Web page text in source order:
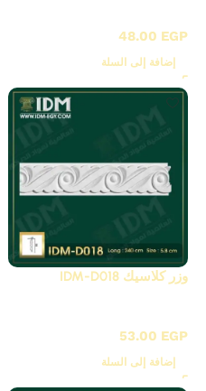
48.00 EGP
إضافة إلى السلة
وزر كلاسيك IDM-D018
53.00 EGP
إضافة إلى السلة